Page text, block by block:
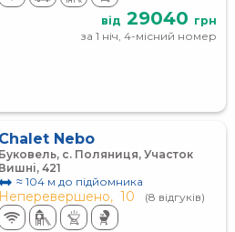
від 29040 грн
за 1 ніч, 4-місний номер
Chalet Nebo
Буковель, с. Поляниця, Участок
Вишні, 421
≈ 104 м до підйомника
Неперевершено, 10 (8 відгуків)